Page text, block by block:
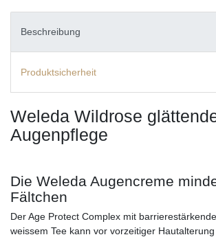
Beschreibung
Produktsicherheit
Weleda Wildrose
Augenpflege
Die Weleda Augencreme
Fältchen
Der Age Protect Complex mit
weissem Tee kann vor vorzeitiger